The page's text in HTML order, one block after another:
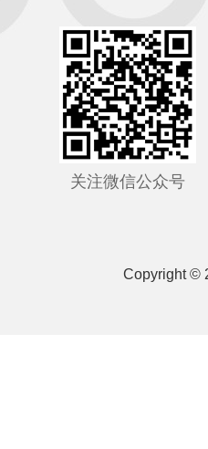
关注微信公众号
Copyright ©